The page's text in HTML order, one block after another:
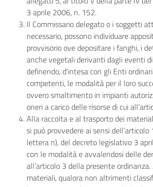
3 aprile 2006, n. 152.
Il Commissario delegato o i soggetti
necessario, possono individuare
provvisorio ove depositare i fanghi, i
anche vegetali derivanti dagli eventi
definendo, d’intesa con gli Enti
competenti, le modalità per il loro
ovvero smaltimento in impianti
oneri a carico delle risorse di cui
Alla raccolta e al trasporto dei
si può provvedere ai sensi
lettera n), del decreto legislativo 3
con le modalità e avvalendosi delle
all’articolo 3 della presente
materiali, qualora non altrimenti